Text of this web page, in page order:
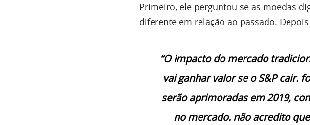
Primeiro, ele perguntou se as moedas
diferente em relação ao passado.
“O impacto do mercado
vai ganhar valor se o S&P cair.
serão aprimoradas em 2019,
no mercado. não acredito